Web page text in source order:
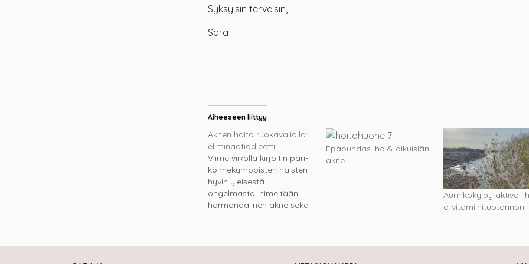
Syksyisin terveisin,
Sara
Aiheeseen liittyy
Aknen hoito ruokavaliolla:
eliminaatiodieetti
Viime viikolla kirjoitin pari-
kolmekymppisten naisten
hyvin yleisestä
ongelmasta, nimeltään
hormonaalinen akne sekä
Epäpuhdas iho & aikuisiän
akne
Aurinkokylpy aktivoi
d-vitamiinituotannon